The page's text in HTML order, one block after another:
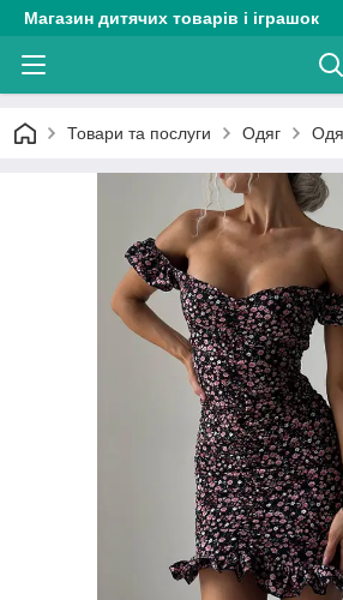
Магазин дитячих товарів і іграшок
Товари та послуги Одяг